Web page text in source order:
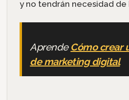
y no tendrán necesidad de
Aprende Cómo crear
de marketing digital